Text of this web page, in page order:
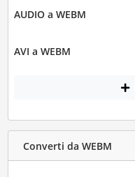
AUDIO a WEBM
AVI a WEBM
Converti da WEBM